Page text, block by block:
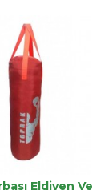
Boks Torbası Eldiven Ve Karabina Hediyeli İçi Dolu 60x22cm Kırmızı